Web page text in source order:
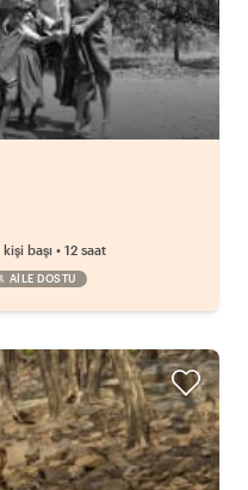
kişi başı • 12 saat
AILE DOSTU